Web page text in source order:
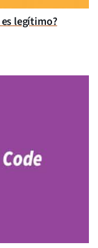
es legítimo?